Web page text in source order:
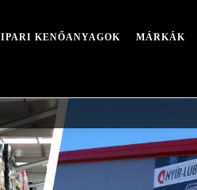
IPARI KENŐANYAGOK MÁRKÁK